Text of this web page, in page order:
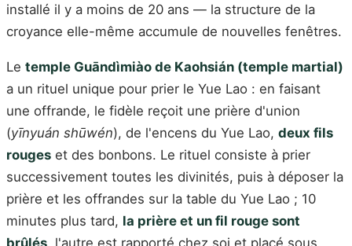
installé il y a moins de 20 ans — la structure de la
croyance elle-même accumule de nouvelles fenêtres.
Le temple Guāndìmiào de Kaohsián (temple martial)
a un rituel unique pour prier le Yue Lao : en faisant
une offrande, le fidèle reçoit une prière d'union
(yīnyuán shūwén), de l'encens du Yue Lao, deux fils
rouges et des bonbons. Le rituel consiste à prier
successivement toutes les divinités, puis à déposer la
prière et les offrandes sur la table du Yue Lao ; 10
minutes plus tard, la prière et un fil rouge sont